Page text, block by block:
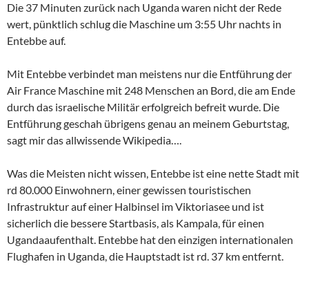
Die 37 Minuten zurück nach Uganda waren nicht der Rede
wert, pünktlich schlug die Maschine um 3:55 Uhr nachts in
Entebbe auf.
Mit Entebbe verbindet man meistens nur die Entführung der
Air France Maschine mit 248 Menschen an Bord, die am Ende
durch das israelische Militär erfolgreich befreit wurde. Die
Entführung geschah übrigens genau an meinem Geburtstag,
sagt mir das allwissende Wikipedia….
Was die Meisten nicht wissen, Entebbe ist eine nette Stadt mit
rd 80.000 Einwohnern, einer gewissen touristischen
Infrastruktur auf einer Halbinsel im Viktoriasee und ist
sicherlich die bessere Startbasis, als Kampala, für einen
Ugandaaufenthalt. Entebbe hat den einzigen internationalen
Flughafen in Uganda, die Hauptstadt ist rd. 37 km entfernt.